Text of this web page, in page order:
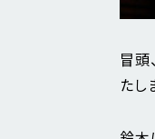
冒頭
たし